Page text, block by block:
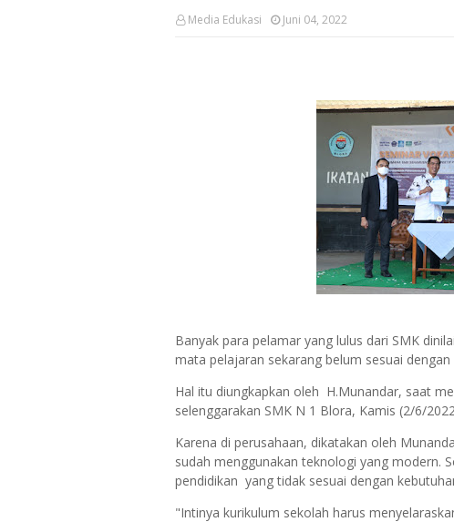
Media Edukasi Juni 04, 2022
Banyak para pelamar yang lulus dari SMK
mata pelajaran sekarang belum sesuai
Hal itu diungkapkan oleh H.Munandar, saat
selenggarakan SMK N 1 Blora, Kamis (2/6/
Karena di perusahaan, dikatakan oleh
sudah menggunakan teknologi yang modern.
pendidikan yang tidak sesuai dengan
"Intinya kurikulum sekolah harus